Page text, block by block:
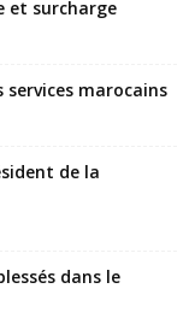
et surcharge
services marocains
de la
dans le